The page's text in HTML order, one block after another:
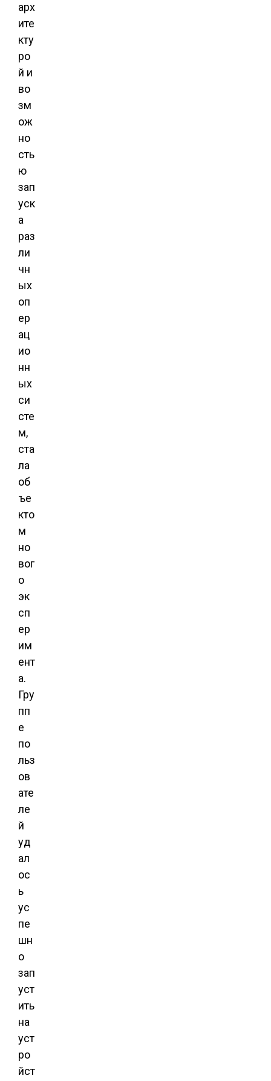
арх
ите
кту
ро
й и
во
зм
ож
но
сть
ю
зап
уск
а
раз
ли
чн
ых
оп
ер
ац
ио
нн
ых
си
сте
м,
ста
ла
об
ъе
кто
м
но
вог
о
эк
сп
ер
им
ент
а.
Гру
пп
е
по
льз
ов
ате
ле
й
уд
ал
ос
ь
ус
пе
шн
о
зап
уст
ить
на
уст
ро
йст